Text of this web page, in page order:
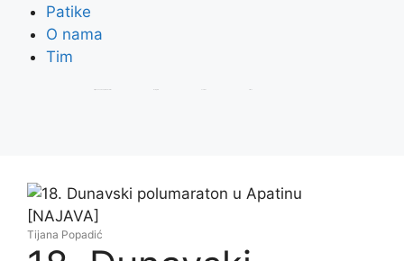
Patike
O nama
Tim
Tijana Popadić